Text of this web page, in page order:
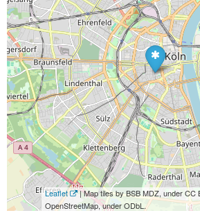
Leaflet
| Map tiles by BSB MDZ, under CC
OpenStreetMap, under ODbL.